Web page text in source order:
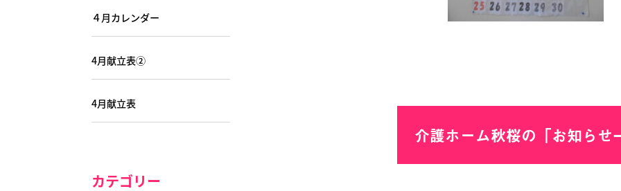
介護ホーム秋桜の「お知らせ
４月カレンダー
4月献立表②
4月献立表
カテゴリー